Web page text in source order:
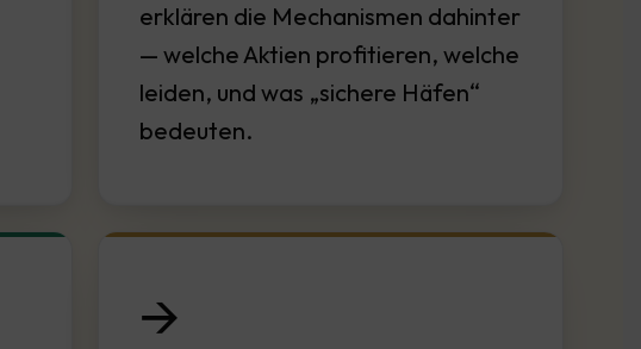
erklären die Mechanismen dahinter
— welche Aktien profitieren, welche
leiden, und was „sichere Häfen“
bedeuten.
🡪